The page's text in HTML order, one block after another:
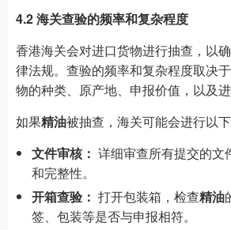
4.2 海关查验的频率和复杂程度
香港海关会对进口货物进行抽查，以
律法规。查验的频率和复杂程度取决
物的种类、原产地、申报价值，以及进
如果精油被抽查，海关可能会进行以下
文件审核： 详细审查所有提交的文
和完整性。
开箱查验： 打开包装箱，检查精油
签、包装等是否与申报相符。